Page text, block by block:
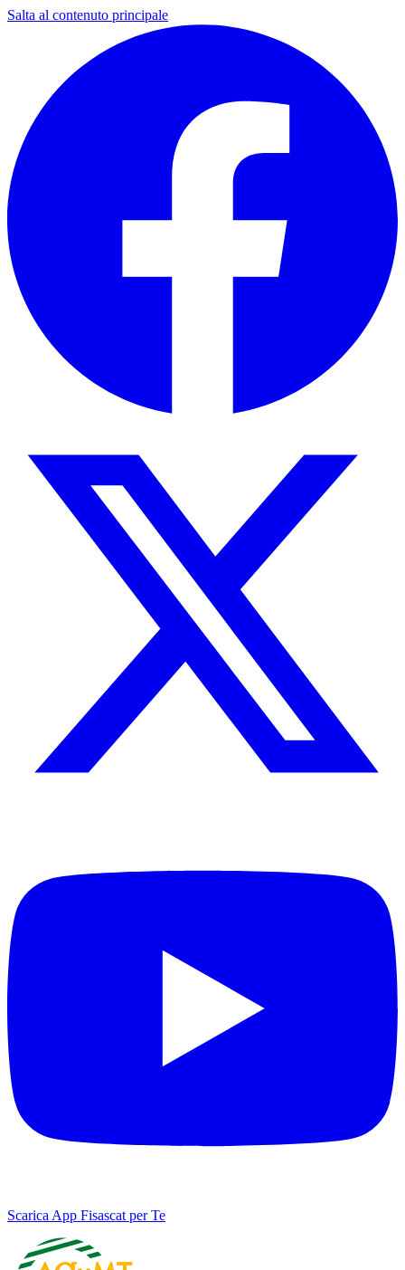
Salta al contenuto principale
Scarica App Fisascat per Te